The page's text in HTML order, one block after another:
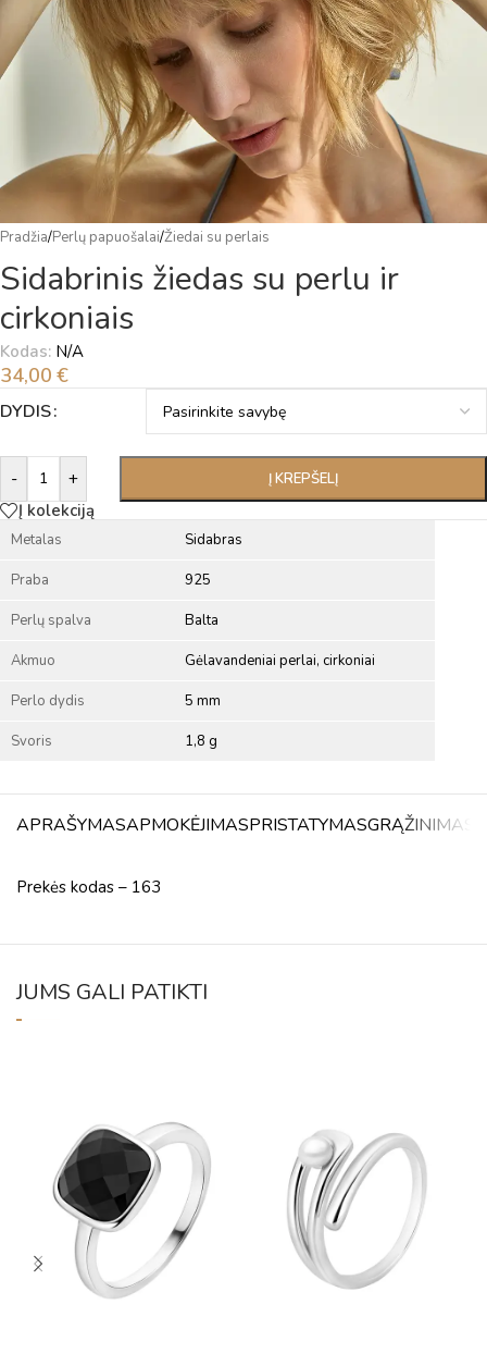
Pradžia/Perlų papuošalai/Žiedai su perlais
Sidabrinis žiedas su perlu ir
cirkoniais
Kodas: N/A
34,00 €
DYDIS
- + Į KREPŠELĮ
Alternative:
Į kolekciją
Metalas Sidabras
Praba 925
Perlų spalva Balta
Akmuo Gėlavandeniai perlai, cirkoniai
Perlo dydis 5 mm
Svoris 1,8 g
APRAŠYMASAPMOKĖJIMASPRISTATYMASGRĄŽINIMAS
Prekės kodas – 163
JUMS GALI PATIKTI